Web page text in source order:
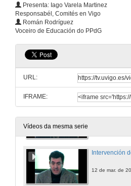
Presenta: Iago Varela Martinez
Responsabél, Comités en Vigo
Román Rodríguez
Voceiro de Educación do PPdG
URL:
IFRAME:
Vídeos da mesma serie
A situación
12 de mar. de
Intervención
12 de mar. de
Intervención
Intervención
12 de mar. de